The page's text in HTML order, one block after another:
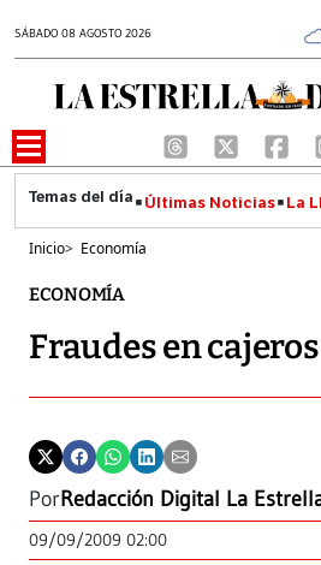
SÁBADO 08 AGOSTO 2026
Últimas Noticias La
Inicio> Economía
ECONOMÍA
Fraudes en
PorRedacción Digital La
09/09/2009 02:00